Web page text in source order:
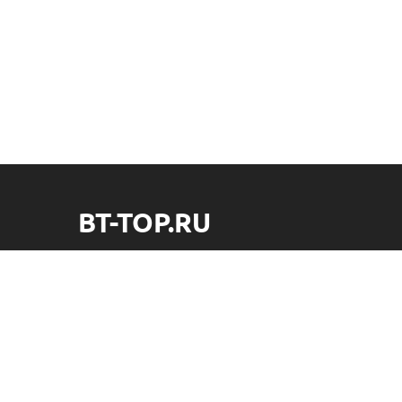
BT-TOP.RU